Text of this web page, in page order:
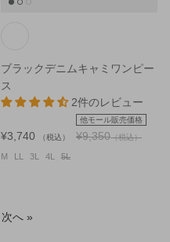
ブラックデニムキャミワンピー
ス
2件のレビュー
¥3,740 （税込）
他モール販売価格
¥9,350（税込）
M 3L 4L 5L
次へ »